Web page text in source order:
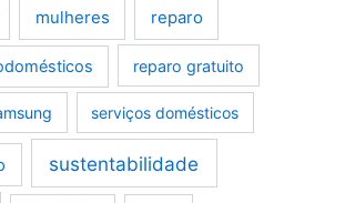
mulheres reparo
reparo gratuito
serviços domésticos
sustentabilidade